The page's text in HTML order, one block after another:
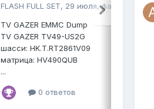
FLASH FULL SET, 29 июля, файл
TV GAZER EMMC Dump
TV GAZER TV49-US2G
шасси: HK.T.RT2861V09
матрица: HV490QUB
...
0 ответов